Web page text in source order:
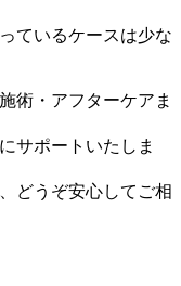
ているケースは少な
術・アフターケアま
サポートいたしま
どうぞ安心してご相